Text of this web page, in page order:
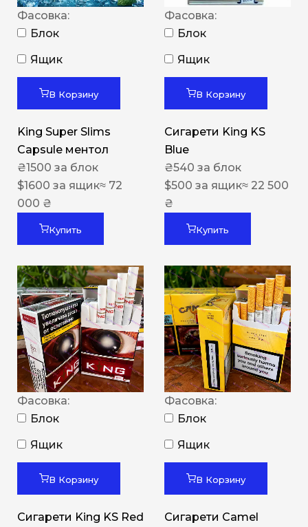
Фасовка:
Блок
Ящик
В Корзину
King Super Slims
Capsule ментол
₴1500 за блок
$1600 за ящик≈ 72
000 ₴
Купить
Фасовка:
Блок
Ящик
В Корзину
Сигарети King KS
Blue
₴540 за блок
$500 за ящик≈ 22 500
₴
Купить
Фасовка:
Блок
Ящик
В Корзину
Сигарети King KS Red
Фасовка:
Блок
Ящик
В Корзину
Сигарети Camel